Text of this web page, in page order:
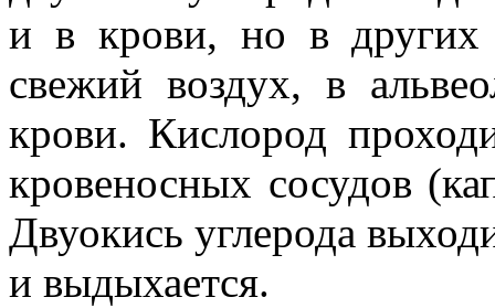
и в крови, но в других
свежий воздух, в
крови. Кислород
кровеносных сосудов
Двуокись углерода
и выдыхается.